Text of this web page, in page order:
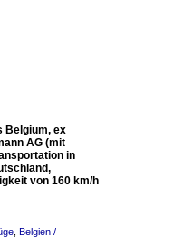
Belgium, ex
AG (mit
in
von 160 km/h
Belgien /